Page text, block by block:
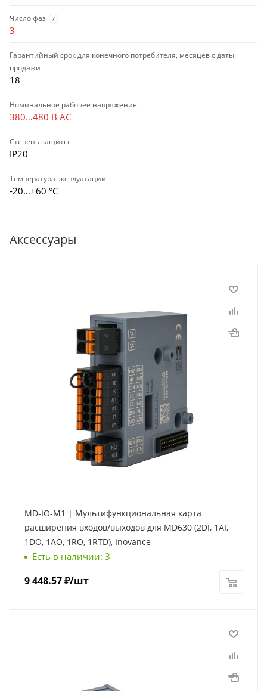
Число фаз ?
3
Гарантийный срок для конечного потребителя, месяцев с даты
продажи
18
Номинальное рабочее напряжение
380…480 В AC
Степень защиты
IP20
Температура эксплуатации
-20…+60 °С
Аксессуары
MD-IO-M1 | Мультифункциональная карта
расширения входов/выходов для MD630 (2DI, 1AI,
1DO, 1AO, 1RO, 1RTD), Inovance
Есть в наличии: 3
9 448.57₽/шт